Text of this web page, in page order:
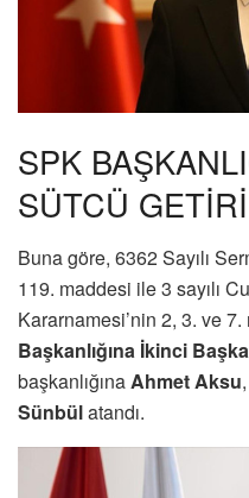
SPK
SÜTCÜ
Buna göre, 6362 Sayılı
119. maddesi ile 3 sayılı
Kararnamesi’nin 2, 3. ve
Başkanlığına İkinci
başkanlığına Ahmet Aksu
Sünbülatandı.